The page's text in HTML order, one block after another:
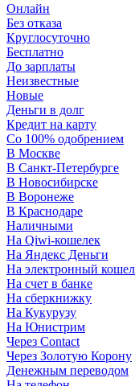
Онлайн
Без отказа
Круглосуточно
Бесплатно
До зарплаты
Неизвестные
Новые
Деньги в долг
Кредит на карту
Со 100% одобрением
В Москве
В Санкт-Петербурге
В Новосибирске
В Воронеже
В Краснодаре
Наличными
На Qiwi-кошелек
На Яндекс Деньги
На электронный
На счет в банке
На сберкнижку
На Кукурузу
На Юнистрим
Через Contact
Через Золотую Корону
Денежным переводом